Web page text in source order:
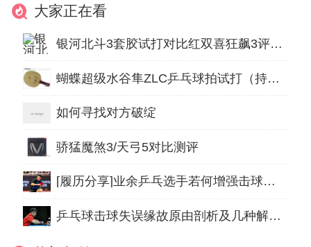
大家正在看
银河北斗3套胶试打对比红双喜狂飙3评测：就是要取代？
蝴蝶超级水谷隼ZLC乒乓球拍试打（持续更新）
如何寻找对方破绽
骄猛魔煞3/天弓5对比测评
[履历分享]业余乒乓选手若何增强击球稳固性
乒乓球击球失误缘故原由剖析及几种解决方案